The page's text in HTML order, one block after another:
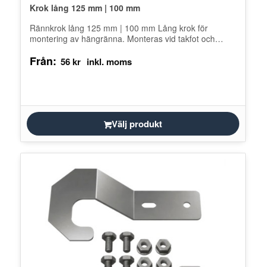
Krok lång 125 mm | 100 mm
Rännkrok lång 125 mm | 100 mm Lång krok för
montering av hängränna. Monteras vid takfot och
Från: 56kr
Välj produkt